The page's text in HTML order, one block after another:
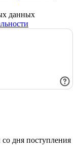
данных
дня поступления